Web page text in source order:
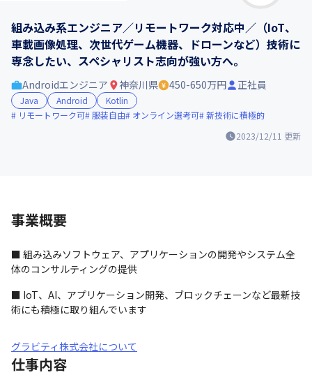
組み込み系エンジニア／リモートワーク対応中／（IoT、
車載画像処理、次世代ゲーム機器、ドローンなど）技術に
専念したい、スペシャリスト志向が強い方へ。
2023/12/11 更新
Androidエンジニア 神奈川県 450-650万円 正社員
Java Android
Kotlin
リモートワーク可 服装自由 オンライン選考可 新技術に積極的
事業概要
■ 組み込みソフトウェア、アプリケーションの開発やシステム全
体のコンサルティングの提供
■ IoT、AI、アプリケーション開発、ブロックチェーンなど最新技
術にも積極に取り組んでいます
グラビティ株式会社について
仕事内容